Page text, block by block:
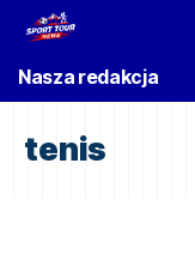
Nasza redakcja
tenis